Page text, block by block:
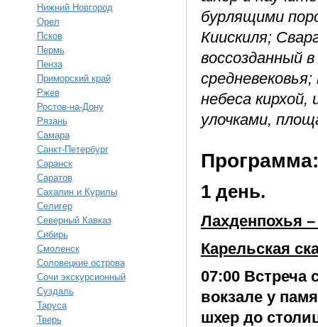
Нижний Новгород
Орел
Псков
Пермь
Пенза
Приморский край
Ржев
Ростов-на-Дону
Рязань
Самара
Санкт-Петербург
Саранск
Саратов
Сахалин и Курилы
Селигер
Северный Кавказ
Сибирь
Смоленск
Соловецкие острова
Сочи экскурсионный
Суздаль
Таруса
Тверь
бурлящими
Киискиля;
воссозданный
небеса
улочками,
Программа:
1 день.
Лахденпохья
Карельская
07:00 Встреча
вокзале у
шхер до